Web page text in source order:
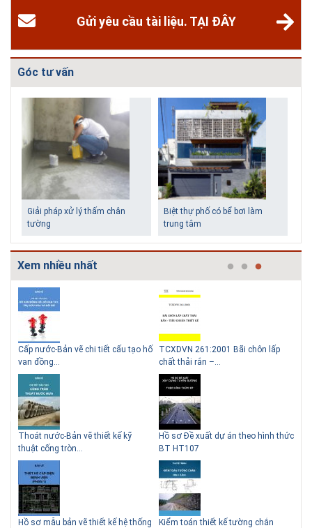
Gửi yêu cầu tài liệu. TẠI ĐÂY
Góc tư vấn
Xem nhiều nhất
Cấp nước-Bản vẽ chi tiết cấu tạo hố
van đồng...
Thoát nước-Bản vẽ thiết kế kỹ
thuật cống tròn...
Hồ sơ mẫu bản vẽ thiết kế hệ thống
TCXDVN 261:2001 Bãi chôn lấp
chất thải rắn –...
Hồ sơ Đề xuất dự án theo hình thức
BT HT107
Kiểm toán thiết kế tường chắn